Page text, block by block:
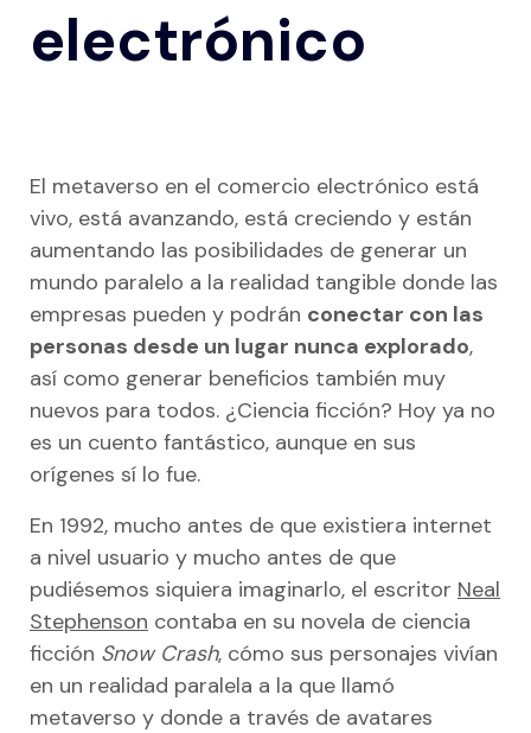
Tiendas por categoría
Educación
Electrónica
Electrodomésticos
Estilo de vida
Moda y accesorios
Muebles y decoración
Viajes y vacaciones
Educación
Joyería
Moda y complementos
Perfumería y Cosmética
Viajes y turismo
Otro sector
Vende con Aplazame
Recursos para comercios
Centro de recursos
Integraciones
Ayuda para tiendas
Dónde utilizar Aplazame
Ofrecer en mi tienda
Portugal
electrónico
El metaverso en el comercio electrónico está
vivo, está avanzando, está creciendo y están
aumentando las posibilidades de generar un
mundo paralelo a la realidad tangible donde las
empresas pueden y podrán conectar con las
personas desde un lugar nunca explorado,
así como generar beneficios también muy
nuevos para todos. ¿Ciencia ficción? Hoy ya no
es un cuento fantástico, aunque en sus
orígenes sí lo fue.
En 1992, mucho antes de que existiera internet
a nivel usuario y mucho antes de que
pudiésemos siquiera imaginarlo, el escritor Neal
Stephenson contaba en su novela de ciencia
ficción Snow Crash, cómo sus personajes vivían
en un realidad paralela a la que llamó
metaverso y donde a través de avatares